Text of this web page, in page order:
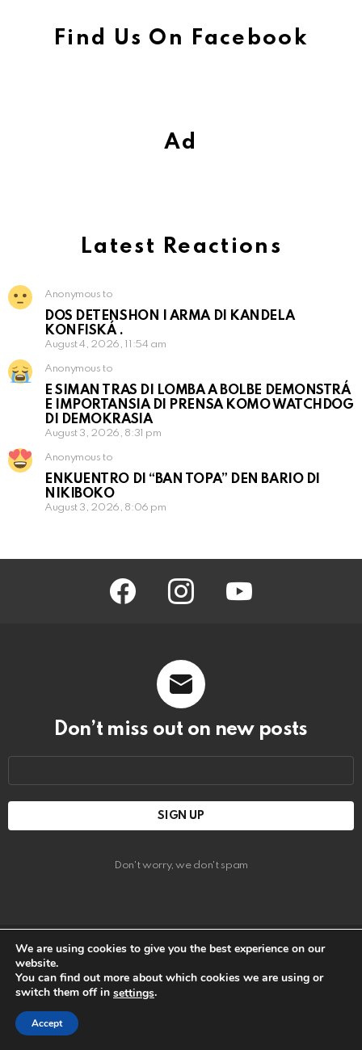
Find Us On Facebook
Ad
Latest Reactions
Anonymous to
DOS DETENSHON I ARMA DI KANDELA
KONFISKÁ .
August 4, 2026, 11:54 am
Anonymous to
E SIMAN TRAS DI LOMBA A BOLBE DEMONSTRÁ
E IMPORTANSIA DI PRENSA KOMO WATCHDOG
DI DEMOKRASIA
August 3, 2026, 8:31 pm
Anonymous to
ENKUENTRO DI “BAN TOPA” DEN BARIO DI
NIKIBOKO
August 3, 2026, 8:06 pm
facebook instagram
Don’t miss out on new posts
Don't worry, we don't spam
Disclaimer
All images are copyrighted to their respective owners. All content
cited is derived from their respective sources.
We are using cookies to give you the best experience on our
website.
You can find out more about which cookies we are using or
switch them off in settings.
Accept